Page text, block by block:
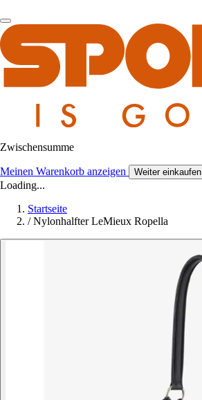
Zwischensumme
Meinen Warenkorb anzeigen Weiter einkaufen
Loading...
Startseite
/ Nylonhalfter LeMieux Ropella